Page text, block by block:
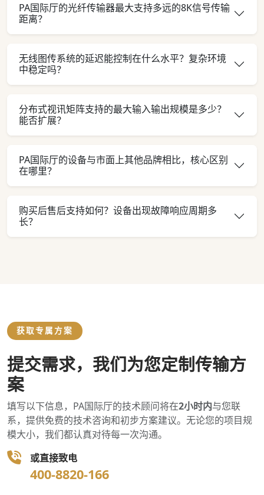
PA国际厅的光纤传输器最大支持多远的8K信号传输
距离？
无线图传系统的延迟能控制在什么水平？复杂环境
中稳定吗？
分布式视讯矩阵支持的最大输入输出规模是多少？
能否扩展？
PA国际厅的设备与市面上其他品牌相比，核心区别
在哪里？
购买后售后支持如何？设备出现故障响应周期多
长？
获取专属方案
提交需求，我们为您定制传输方
案
填写以下信息，PA国际厅的技术顾问将在2小时内与您联
系，提供免费的技术咨询和初步方案建议。无论您的项目规
模大小，我们都认真对待每一次沟通。
或直接致电
400-8820-166